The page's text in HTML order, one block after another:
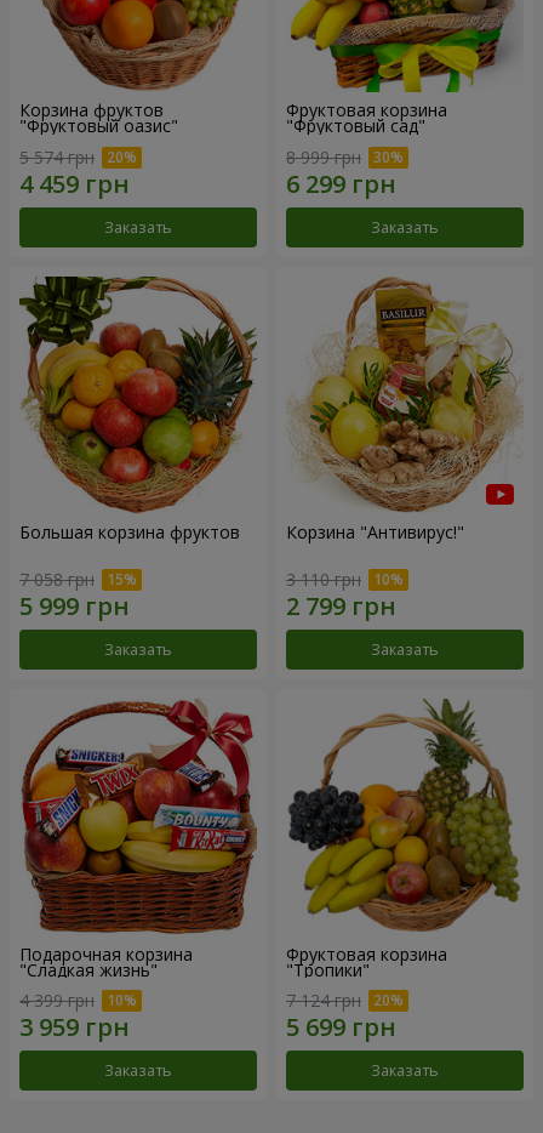
Корзина фруктов
"Фруктовый оазис"
5 574 грн
Заказать
Фруктовая корзина
"Фруктовый сад"
8 999 грн
Заказать
Большая корзина фруктов
7 058 грн
Заказать
Корзина "Антивирус!"
3 110 грн
Заказать
Подарочная корзина
"Сладкая жизнь"
4 399 грн
Заказать
Фруктовая корзина
"Тропики"
7 124 грн
Заказать